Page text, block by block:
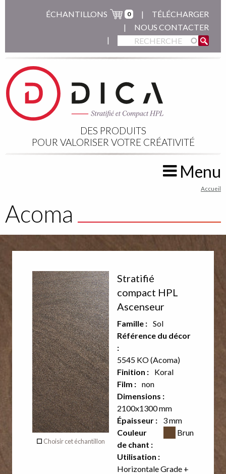
ÉCHANTILLONS 0
TÉLÉCHARGER
NOUS CONTACTER
DES PRODUITS
POUR VALORISER VOTRE CRÉATIVITÉ
Menu
are
here
Accueil
Acoma
Décor
recto
Décor
verso
Verso
Choisir cet échantillon
Stratifié
compact HPL
Ascenseur
Famille : Sol
Référence du décor
:
5545 KO (Acoma)
Finition :
Koral
Film : non
Dimensions :
2100x1300 mm
Épaisseur :
3 mm
Couleur
de chant :
Couleur CSS
Brun
Utilisation :
Horizontale Grade +